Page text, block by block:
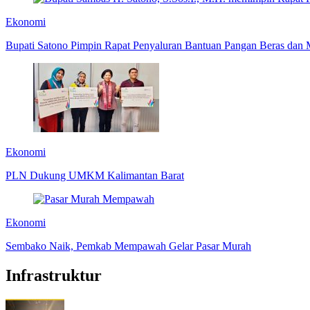
Ekonomi
Bupati Satono Pimpin Rapat Penyaluran Bantuan Pangan Beras dan
Ekonomi
PLN Dukung UMKM Kalimantan Barat
Ekonomi
Sembako Naik, Pemkab Mempawah Gelar Pasar Murah
Infrastruktur